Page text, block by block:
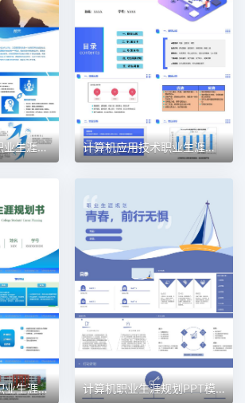
计算机应用技术2职业生涯规划PPT模板 计算机应用技术职业生涯规划PPT模板
计算机应用书记3职业生涯规划PPT模板 计算机职业生涯规划PPT模板